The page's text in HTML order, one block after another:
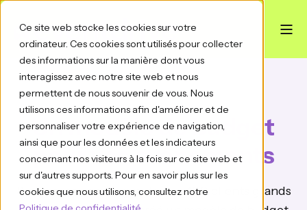
Ce site web stocke les cookies sur votre
ordinateur. Ces cookies sont utilisés pour collecter
des informations sur la manière dont vous
interagissez avec notre site web et nous
permettent de nous souvenir de vous. Nous
utilisons ces informations afin d'améliorer et de
personnaliser votre expérience de navigation,
ainsi que pour les données et les indicateurs
concernant nos visiteurs à la fois sur ce site web et
sur d'autres supports. Pour en savoir plus sur les
cookies que nous utilisons, consultez notre
Un modèle de budget
pour vos événements
Sur la base des usages de nos 400 clients grands